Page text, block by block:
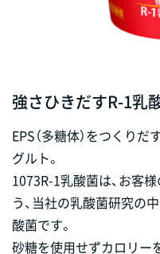
強さひきだすR-1乳
EPS（多糖体）をつくり
グルト。
1073R-1乳酸菌は、お客
う、当社の乳酸菌研究の
酸菌です。
砂糖を使用せずカロリー